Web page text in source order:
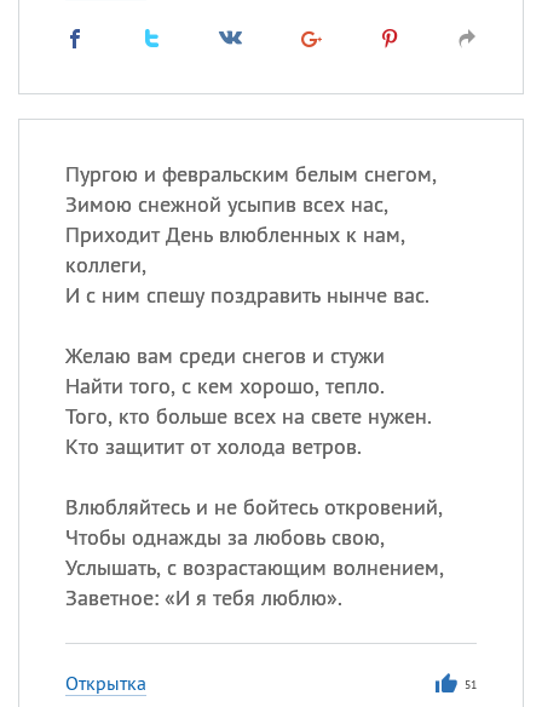
Пургою и февральским белым снегом,
Зимою снежной усыпив всех нас,
Приходит День влюбленных к нам,
коллеги,
И с ним спешу поздравить нынче вас.
Желаю вам среди снегов и стужи
Найти того, с кем хорошо, тепло.
Того, кто больше всех на свете нужен.
Кто защитит от холода ветров.
Влюбляйтесь и не бойтесь откровений,
Чтобы однажды за любовь свою,
Услышать, с возрастающим волнением,
Заветное: «И я тебя люблю».
Открытка 51
происхождение